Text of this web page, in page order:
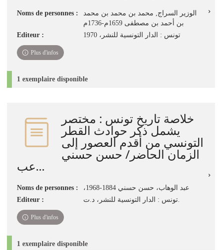
Noms de personnes :
الوزير السراج, محمد بن محمد بن محمد
بن أحمد بن مصطفى 1659م-1736م
Editeur :
تونس : الدار التونسية للنشر، 1970
Plus d'infos
1 exemplaire disponible
خلاصة تاريخ تونس : مختصر
يشمل ذكر حوادث القطر
التونسي من أقدم العصور إلى
الزمان الحاضر/ حسن حسني
عب...
Noms de personnes :
،عبد الوهاب، حسن حسني 1884-1968
Editeur :
تونس : الدار التونسية للنشر، د.ت.
Plus d'infos
1 exemplaire disponible